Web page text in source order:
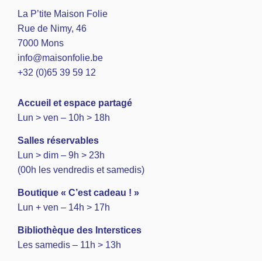
La P’tite Maison Folie
Rue de Nimy, 46
7000 Mons
info@maisonfolie.be
+32 (0)65 39 59 12
Accueil et espace partagé
Lun > ven – 10h > 18h
Salles réservables
Lun > dim – 9h > 23h
(00h les vendredis et samedis)
Boutique « C’est cadeau ! »
Lun + ven – 14h > 17h
Bibliothèque des Interstices
Les samedis – 11h > 13h